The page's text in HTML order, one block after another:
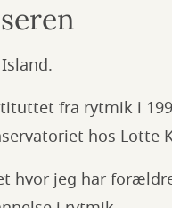
fra rytmik i
hos Lotte
hvor jeg har